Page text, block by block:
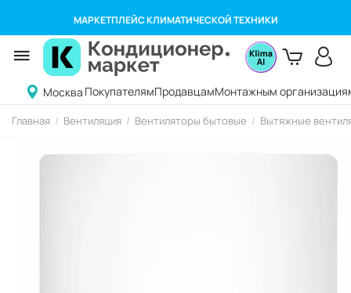
МАРКЕТПЛЕЙС КЛИМАТИЧЕСКОЙ ТЕХНИКИ
Москва ПокупателямПродавцамМонтажным
Главная / Вентиляция / Вентиляторы бытовые / Вытяжные